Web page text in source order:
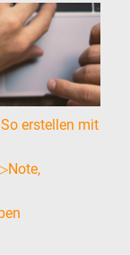
erstellen mit